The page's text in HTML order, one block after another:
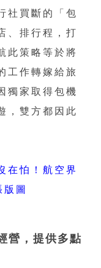
社買斷的「包
、排行程，打
此策略等於將
工作轉嫁給旅
獨家取得包機
，雙方都因此
在怕！航空界
圖
營，提供多點